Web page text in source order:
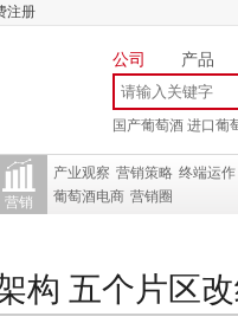
注册
公司 产品
国产葡萄酒 进口葡
营销
产业观察 营销策略 终端运作
葡萄酒电商 营销圈
构 五个片区